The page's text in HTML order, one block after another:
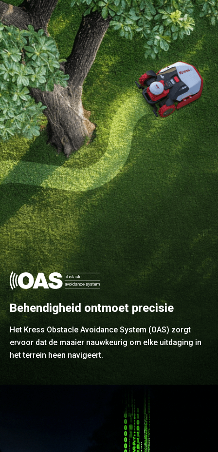
Behendigheid ontmoet precisie
Het Kress Obstacle Avoidance System (OAS) zorgt
ervoor dat de maaier nauwkeurig om elke uitdaging in
het terrein heen navigeert.